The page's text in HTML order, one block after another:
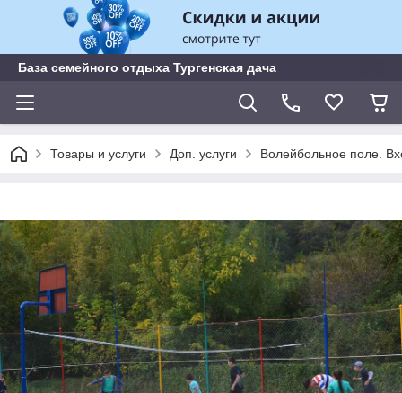
База семейного отдыха Тургенская дача
Товары и услуги Доп. услуги Волейбольное поле.